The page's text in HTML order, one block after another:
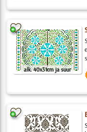
alk. 40x31cm ja suur